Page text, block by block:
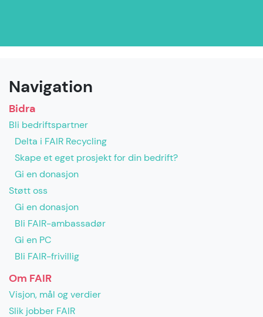
Navigation
Bidra
Bli bedriftspartner
Delta i FAIR Recycling
Skape et eget prosjekt for din bedrift?
Gi en donasjon
Støtt oss
Gi en donasjon
Bli FAIR-ambassadør
Gi en PC
Bli FAIR-frivillig
Om FAIR
Visjon, mål og verdier
Slik jobber FAIR